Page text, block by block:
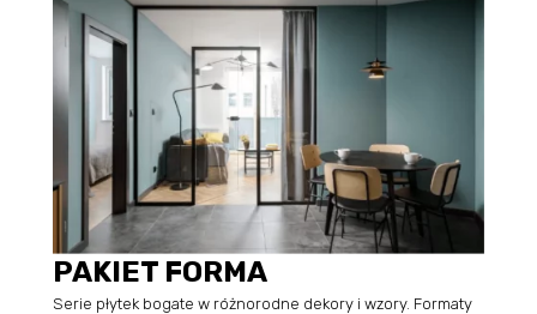
PAKIET FORMA
Serie płytek bogate w różnorodne dekory i wzory. Formaty